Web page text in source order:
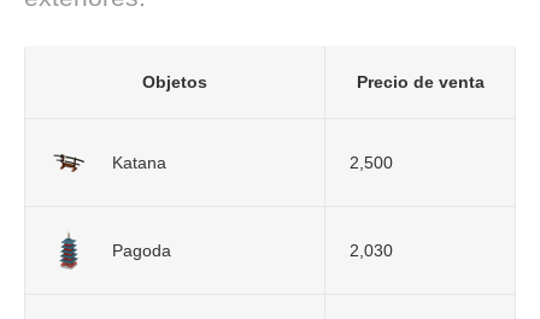
Objetos Precio de venta
Katana 2,500
Pagoda 2,030